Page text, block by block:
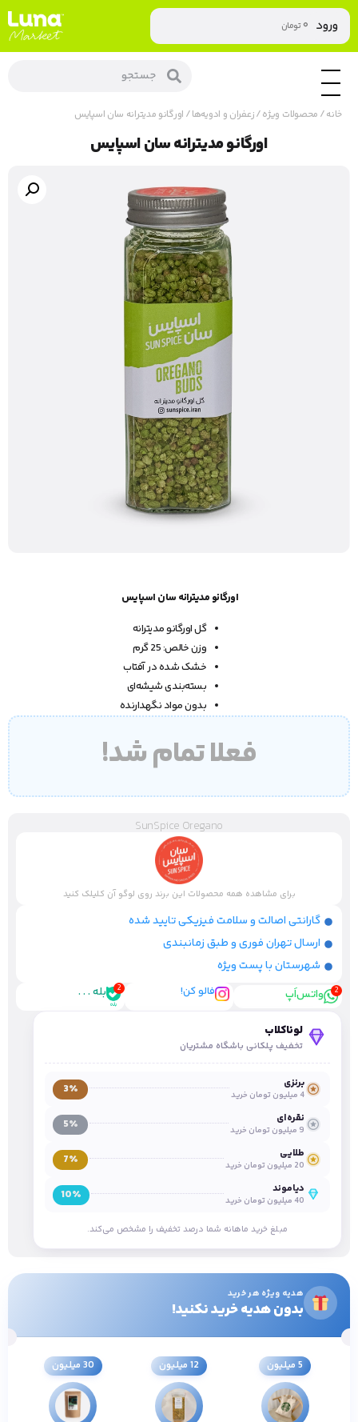
ورود ۰تومان
خانه/ محصولات ویژه/زعفران و ادویه‌ها/ اورگانو مدیترانه سان اسپایس
اورگانو مدیترانه سان اسپایس
اورگانو مدیترانه سان اسپایس
گل اورگانو مدیترانه
وزن خالص: 25 گرم
خشک شده در آفتاب
بسته‌بندی شیشه‌ای
بدون مواد نگهدارنده
فعلا تمام شد!
SunSpice Oregano
برای مشاهده همه محصولات این برند روی لوگو آن کلیلک کنید
گارانتی اصالت و سلامت فیزیکی تایید شده
ارسال تهران فوری و طبق زمانبندی
شهرستان با پست ویژه
واتس‌اَپ
فالو کن! بله . . .
لوناکلاب
تخفیف پلکانی باشگاه مشتریان
برنزی
4 میلیون تومان خرید 3٪
نقره‌ای
9 میلیون تومان خرید 5٪
طلایی
20 میلیون تومان خرید 7٪
دیاموند
40 میلیون تومان خرید 10٪
مبلغ خرید ماهانه شما درصد تخفیف را مشخص می‌کند.
هدیه ویژه هر خرید
بدون هدیه خرید نکنید!
5 میلیون 12 میلیون 30 میلیون